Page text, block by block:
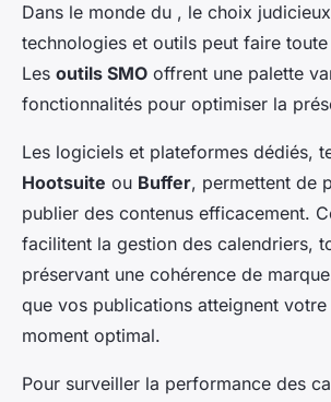
Dans le monde du , le choix
technologies et outils peut faire
Les outils SMO offrent une palette
fonctionnalités pour optimiser la
Les logiciels et plateformes dédiés,
Hootsuite ou Buffer, permettent de
publier des contenus efficacement.
facilitent la gestion des calendriers,
préservant une cohérence de
que vos publications atteignent votre
moment optimal.
Pour surveiller la performance des